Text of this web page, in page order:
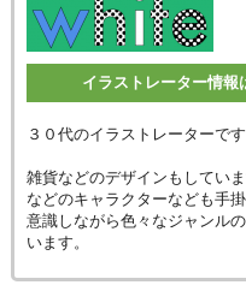
イラストレーター情報
３０代のイラストレーターです
雑貨などのデザインもしてい
などのキャラクターなども手
意識しながら色々なジャンル
います。